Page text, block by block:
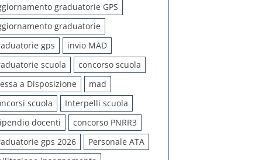
graduatorie GPS
graduatorie
gps
invio MAD
scuola
concorso scuola
a Disposizione
mad
scuola
Interpelli scuola
docenti
concorso PNRR3
gps 2026
Personale ATA